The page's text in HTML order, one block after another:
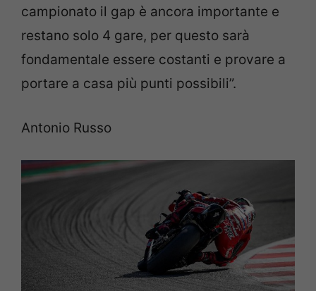
campionato il gap è ancora importante e
restano solo 4 gare, per questo sarà
fondamentale essere costanti e provare a
portare a casa più punti possibili”.
Antonio Russo